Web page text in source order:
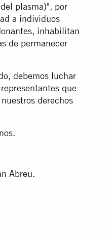
plasma)", por
a individuos
inhabilitan
de permanecer
debemos luchar
que
derechos
Abreu.